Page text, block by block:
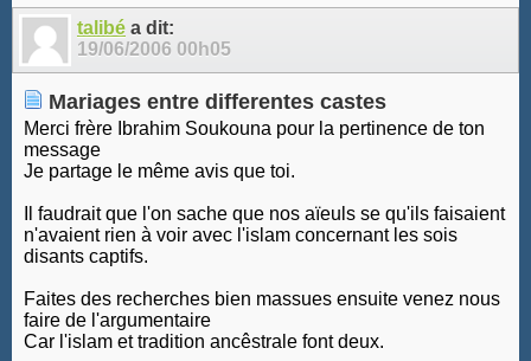
talibé a dit:
19/06/2006 00h05
Mariages entre differentes castes
Merci frère Ibrahim Soukouna pour la pertinence de ton
message
Je partage le même avis que toi.
Il faudrait que l'on sache que nos aïeuls se qu'ils faisaient
n'avaient rien à voir avec l'islam concernant les sois
disants captifs.
Faites des recherches bien massues ensuite venez nous
faire de l'argumentaire
Car l'islam et tradition ancêstrale font deux.